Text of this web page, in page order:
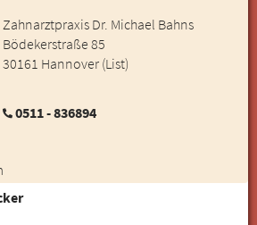
Zahnarztpraxis Dr. Michael Bahns
Bödekerstraße 85
30161 Hannover (List)
0511 - 836894